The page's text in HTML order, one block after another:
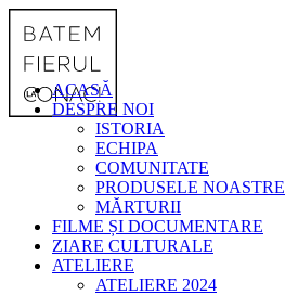
ACASĂ
DESPRE NOI
ISTORIA
ECHIPA
COMUNITATE
PRODUSELE NOASTRE
MĂRTURII
FILME ȘI DOCUMENTARE
ZIARE CULTURALE
ATELIERE
ATELIERE 2024